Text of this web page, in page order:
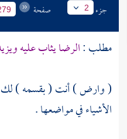
جزء 2 صفحة
مطلب :الرضا يثاب عليه
( وارض ) أنت ( بقسمه ) لك
الأشياء في مواضعها .